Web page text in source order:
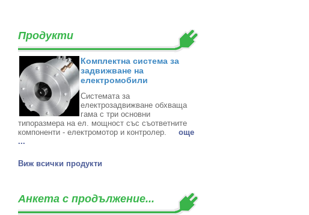
Продукти
Комплектна система за
задвижване на
електромобили
Системата за
електрозадвижване обхваща
гама с три основни
типоразмера на ел. мощност със съответните
компоненти - електромотор и контролер. ‎ oще
...
Виж всички продукти
Анкета с продължение...